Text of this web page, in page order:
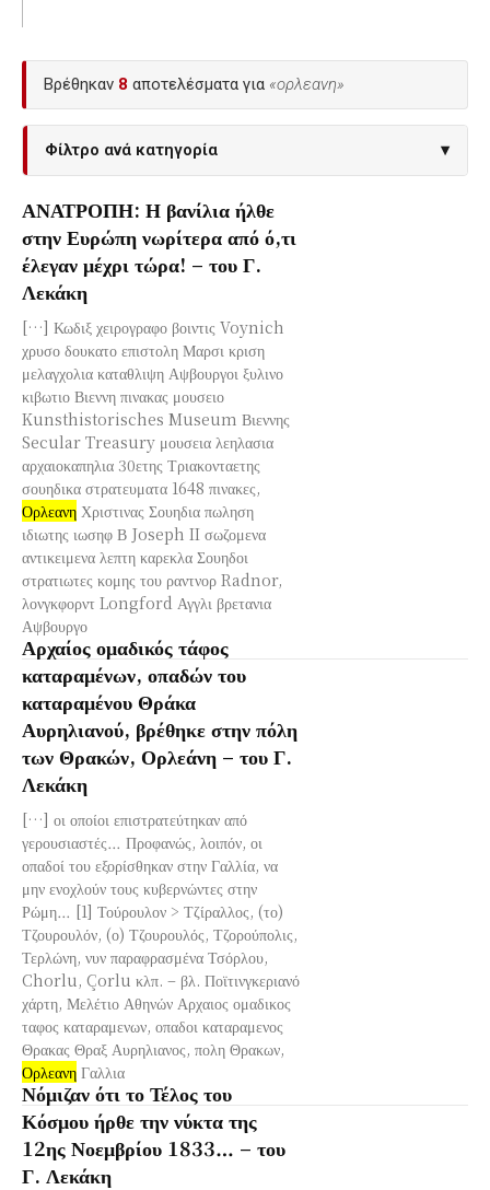
Βρέθηκαν 8 αποτελέσματα για «ορλεανη»
Φίλτρο ανά κατηγορία ▾
ΑΝΑΤΡΟΠΗ: Η βανίλια ήλθε
στην Ευρώπη νωρίτερα από ό,τι
έλεγαν μέχρι τώρα! – του Γ.
Λεκάκη
[…] Κωδιξ χειρογραφο βοιντις Voynich
χρυσο δουκατο επιστολη Μαρσι κριση
μελαγχολια καταθλιψη Αψβουργοι ξυλινο
κιβωτιο Βιεννη πινακας μουσειο
Kunsthistorisches Museum Βιεννης
Secular Treasury μουσεια λεηλασια
αρχαιοκαπηλια 30ετης Τριακονταετης
σουηδικα στρατευματα 1648 πινακες,
Ορλεανη Χριστινας Σουηδια πωληση
ιδιωτης ιωσηφ Β Joseph II σωζομενα
αντικειμενα λεπτη καρεκλα Σουηδοι
στρατιωτες κομης του ραντνορ Radnor,
λονγκφορντ Longford Αγγλι βρετανια
Αψβουργο
Αρχαίος ομαδικός τάφος
καταραμένων, οπαδών του
καταραμένου Θράκα
Αυρηλιανού, βρέθηκε στην πόλη
των Θρακών, Ορλεάνη – του Γ.
Λεκάκη
[…] οι οποίοι επιστρατεύτηκαν από
γερουσιαστές… Προφανώς, λοιπόν, οι
οπαδοί του εξορίσθηκαν στην Γαλλία, να
μην ενοχλούν τους κυβερνώντες στην
Ρώμη… [1] Τούρουλον > Τζίραλλος, (το)
Τζουρουλόν, (ο) Τζουρουλός, Τζορούπολις,
Τερλώνη, νυν παραφρασμένα Τσόρλου,
Chorlu, Çorlu κλπ. – βλ. Ποϊτινγκεριανό
χάρτη, Μελέτιο Αθηνών Αρχαιος ομαδικος
ταφος καταραμενων, οπαδοι καταραμενος
Θρακας Θραξ Αυρηλιανος, πολη Θρακων,
Ορλεανη Γαλλια
Νόμιζαν ότι το Τέλος του
Κόσμου ήρθε την νύκτα της
12ης Νοεμβρίου 1833… – του
Γ. Λεκάκη